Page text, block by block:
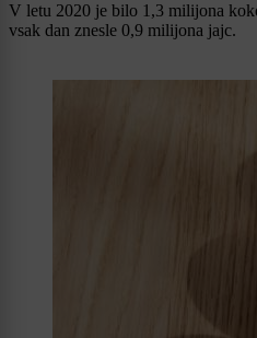
V letu 2020 je bilo 1,3 milijona
vsak dan znesle 0,9 milijona jajc.